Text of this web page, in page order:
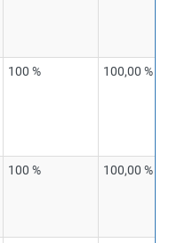
100 % 100,00 %
100 % 100,00 %